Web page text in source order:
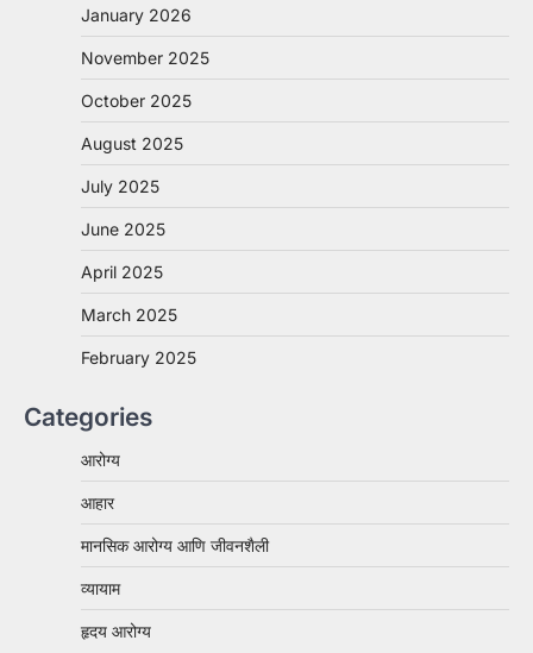
January 2026
November 2025
October 2025
August 2025
July 2025
June 2025
April 2025
March 2025
February 2025
Categories
आरोग्य
आहार
मानसिक आरोग्य आणि जीवनशैली
व्यायाम
हृदय आरोग्य